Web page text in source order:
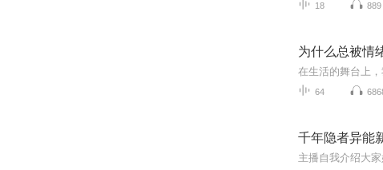
18 889
为什么总被情
64
千年隐者异能